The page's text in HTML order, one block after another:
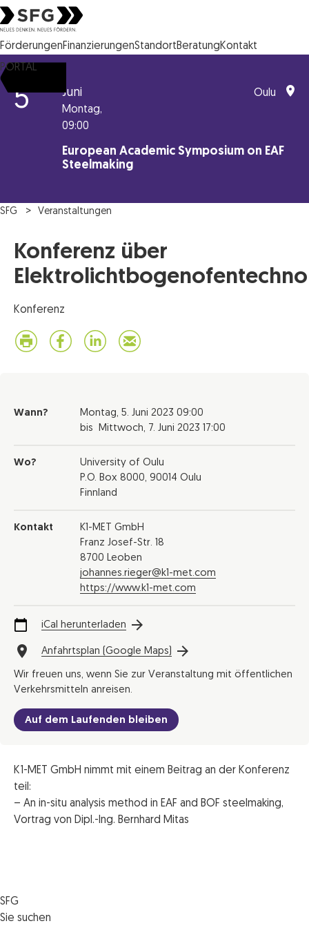
Steirische Wirtschaftsförderungsgesellschaft mbH SFG Logo
FörderungenFinanzierungenStandortBeratungKontakt
PORTAL
5 Juni
Montag,
09:00
European Academic Symposium on EAF
Steelmaking
Oulu
SFG Veranstaltungen
Konferenz über
Konferenz
Wann? Montag, 5. Juni 2023 09:00
bis Mittwoch, 7. Juni 2023 17:00
Wo?
University of Oulu
P.O. Box 8000, 90014 Oulu
Finnland
Kontakt
K1-MET GmbH
Franz Josef-Str. 18
8700 Leoben
johannes.rieger@k1-met.com
https://www.k1-met.com
iCal herunterladen
Anfahrtsplan (Google Maps)
Wir freuen uns, wenn Sie zur Veranstaltung mit öffentlichen
Verkehrsmitteln anreisen.
Auf dem Laufenden bleiben
K1-MET GmbH nimmt mit einem Beitrag an der Konferenz
teil:
– An in-situ analysis method in EAF and BOF steelmaking,
Vortrag von Dipl.-Ing. Bernhard Mitas
SFG
Die SFG
Sie suchen